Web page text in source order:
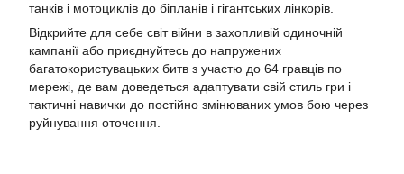
танків і мотоциклів до біпланів і гігантських лінкорів.
Відкрийте для себе світ війни в захопливій одиночній
кампанії або приєднуйтесь до напружених
багатокористувацьких битв з участю до 64 гравців по
мережі, де вам доведеться адаптувати свій стиль гри і
тактичні навички до постійно змінюваних умов бою через
руйнування оточення.